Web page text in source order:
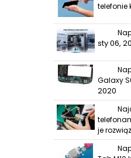
telefonie
sty 06,
Galaxy
2020
je